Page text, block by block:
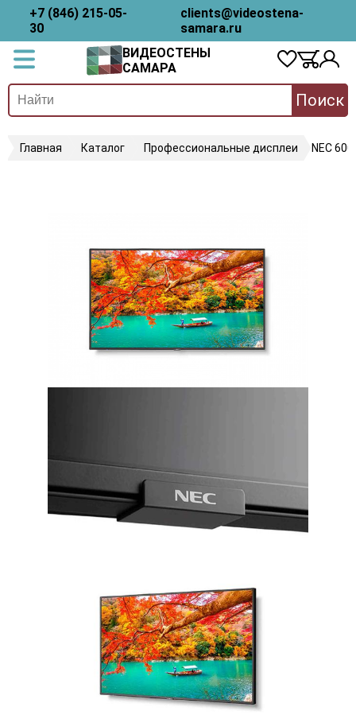
+7 (846) 215-05-
30
clients@videostena-
samara.ru
ВИДЕОСТЕНЫ
САМАРА
Поиск
Главная Каталог Профессиональные дисплеи NEC